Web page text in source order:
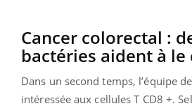
Cancer colorectal :
bactéries aident à
Dans un second temps, l’équipe
intéressée aux cellules T CD8 +.